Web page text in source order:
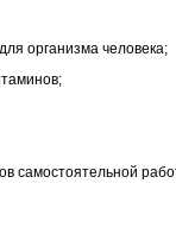
организма человека;
самостоятельной